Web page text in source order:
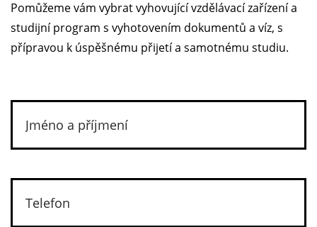
Pomůžeme vám vybrat vyhovující vzdělávací zařízení a
studijní program s vyhotovením dokumentů a víz, s
přípravou k úspěšnému přijetí a samotnému studiu.